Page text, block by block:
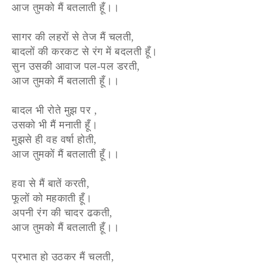
आज तुमको मैं बतलाती हूँ।।
सागर की लहरों से तेज मैं चलती,
बादलों की करकट से रंग में बदलती हूँ।
सुन उसकी आवाज पल-पल डरती,
आज तुमको मैं बतलाती हूँ।।
बादल भी रोते मुझ पर ,
उसको भी मैं मनाती हूँ।
मुझसे ही वह वर्षा होती,
आज तुमकों मैं बतलाती हूँ।।
हवा से मैं बातें करती,
फूलों को महकाती हूँ।
अपनी रंग की चादर ढकती,
आज तुमको मैं बतलाती हूँ।।
प्रभात हो उठकर मैं चलती,